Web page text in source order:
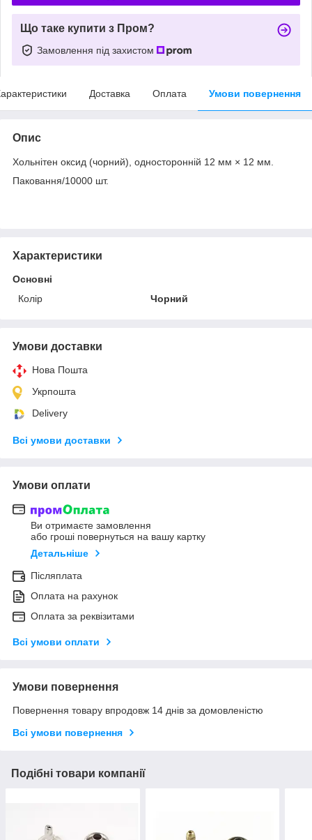
Що таке купити з Пром?
Замовлення під захистом
Доставка Оплата Умови повернення
Опис
Хольнітен оксид (чорний), односторонній 12 мм × 12 мм.
Паковання/10000 шт.
Характеристики
Основні
Колір
Чорний
Умови доставки
Нова Пошта
Укрпошта
Delivery
Всі умови доставки
Умови оплати
Ви отримаєте замовлення
або гроші повернуться на вашу картку
Детальніше
Післяплата
Оплата на рахунок
Оплата за реквізитами
Всі умови оплати
Умови повернення
Повернення товару впродовж 14 днів за домовленістю
Всі умови повернення
Подібні товари компанії